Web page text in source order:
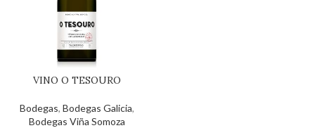
VINO O TESOURO
Bodegas, Bodegas Galicia,
Bodegas Viña Somoza